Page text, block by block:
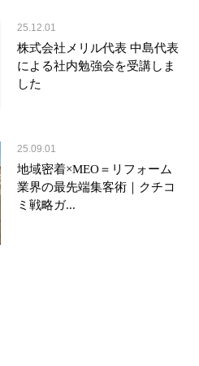
25.12.01
株式会社メリル代表 中島代表
による社内勉強会を受講しま
した
25.09.01
地域密着×MEO＝リフォーム
業界の最先端集客術｜クチコ
ミ戦略ガ...